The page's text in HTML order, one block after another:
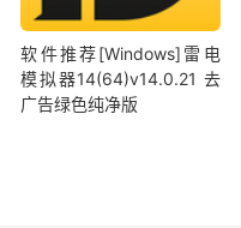
软件推荐[Windows]雷电
模拟器14(64)v14.0.21 去
广告绿色纯净版